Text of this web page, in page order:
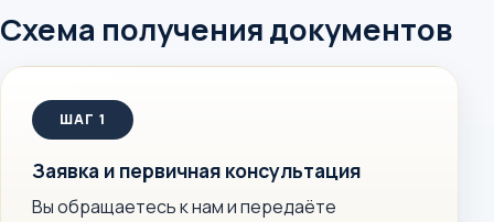
Схема получения документов
Заявка и первичная консультация
Вы обращаетесь к нам и передаёте